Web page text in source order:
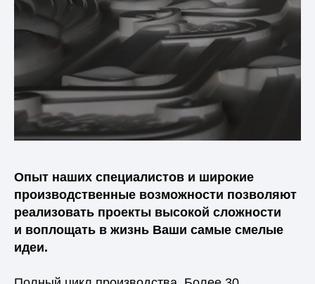
Опыт наших специалистов и широкие
производственные возможности позволяют
реализовать проекты высокой сложности
и воплощать в жизнь Ваши самые смелые
идеи.